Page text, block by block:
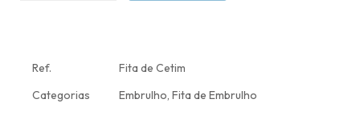
Ref.
Fita de Cetim
Categorias
Embrulho, Fita de Embrulho